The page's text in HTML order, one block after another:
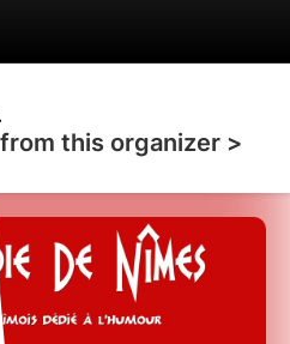
this organizer >